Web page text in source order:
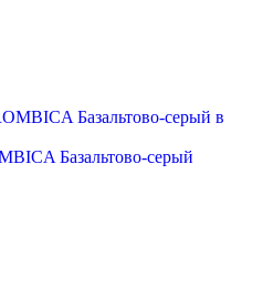
Базальтово-серый